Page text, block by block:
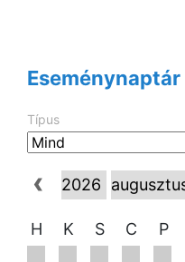
Eseménynaptár
Típus
H K S C P